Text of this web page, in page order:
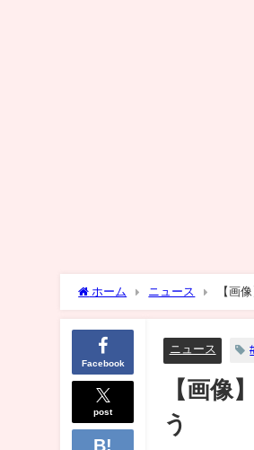
ホーム ニュース 【画
Facebook
post
ニュース
【画像
う